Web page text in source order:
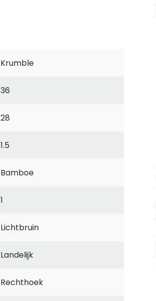
Krumble
36
28
1.5
Bamboe
1
Lichtbruin
Landelijk
Rechthoek